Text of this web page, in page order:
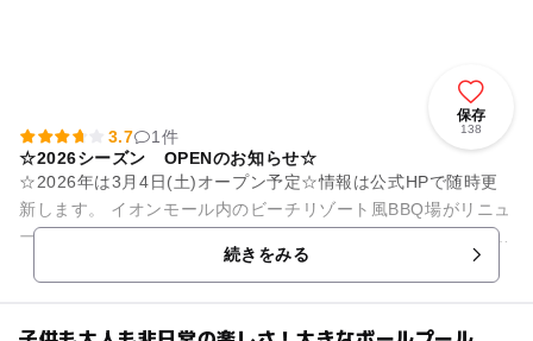
保存
138
3.7
1件
☆2026シーズン OPENのお知らせ☆
☆2026年は3月4日(土)オープン予定☆情報は公式HPで随時更
新します。 イオンモール内のビーチリゾート風BBQ場がリニュ
ーアル！ソファー席でラグジュアリーなビーチリゾート風BBQ
続きをみる